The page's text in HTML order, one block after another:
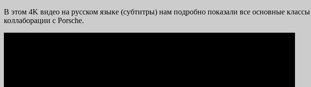
В этом 4K видео на русском языке (субтитры) нам подробно показали все основные
коллаборации с Porsche.